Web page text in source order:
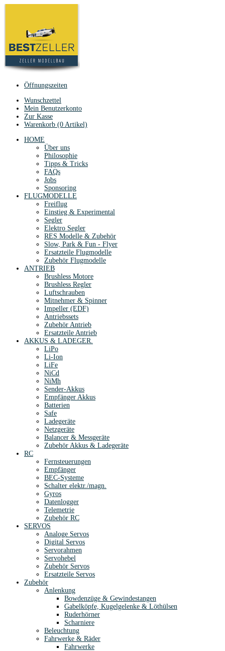
Öffnungszeiten
Wunschzettel
Mein Benutzerkonto
Zur Kasse
Warenkorb (0 Artikel)
HOME
Über uns
Philosophie
Tipps & Tricks
FAQs
Jobs
Sponsoring
FLUGMODELLE
Freiflug
Einstieg & Experimental
Segler
Elektro Segler
RES Modelle & Zubehör
Slow, Park & Fun - Flyer
Ersatzteile Flugmodelle
Zubehör Flugmodelle
ANTRIEB
Brushless Motore
Brushless Regler
Luftschrauben
Mitnehmer & Spinner
Impeller (EDF)
Antriebssets
Zubehör Antrieb
Ersatzteile Antrieb
AKKUS & LADEGER.
LiPo
Li-Ion
LiFe
NiCd
NiMh
Sender-Akkus
Empfänger Akkus
Batterien
Safe
Ladegeräte
Netzgeräte
Balancer & Messgeräte
Zubehör Akkus & Ladegeräte
RC
Fernsteuerungen
Empfänger
BEC-Systeme
Schalter elektr./magn.
Gyros
Datenlogger
Telemetrie
Zubehör RC
SERVOS
Analoge Servos
Digital Servos
Servorahmen
Servohebel
Zubehör Servos
Ersatzteile Servos
Zubehör
Anlenkung
Bowdenzüge & Gewindestangen
Gabelköpfe, Kugelgelenke & Löthülsen
Ruderhörner
Scharniere
Beleuchtung
Fahrwerke & Räder
Fahrwerke